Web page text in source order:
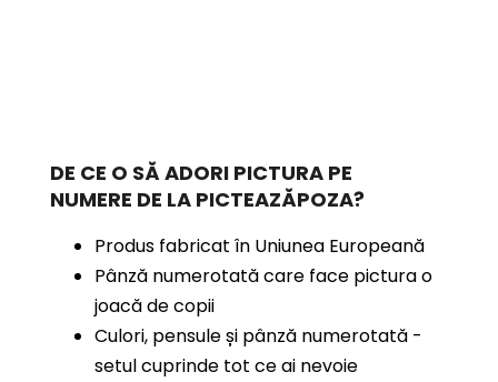
DE CE O SĂ ADORI PICTURA PE
NUMERE DE LA PICTEAZĂPOZA?
Produs fabricat în Uniunea Europeană
Pânză numerotată care face pictura o
joacă de copii
Culori, pensule și pânză numerotată -
setul cuprinde tot ce ai nevoie